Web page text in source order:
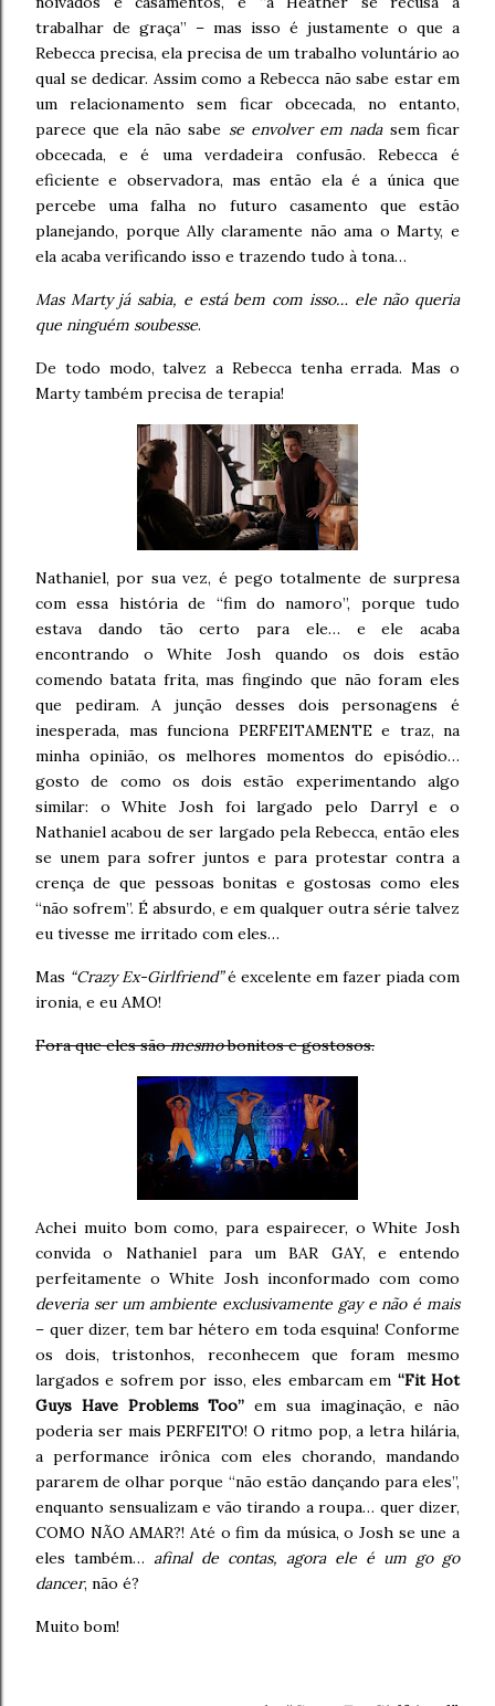
trabalhar de graça” – mas isso é justamente o que a
Rebecca precisa, ela precisa de um trabalho voluntário ao
qual se dedicar. Assim como a Rebecca não sabe estar em
um relacionamento sem ficar obcecada, no entanto,
parece que ela não sabe se envolver em nadasem ficar
obcecada, e é uma verdadeira confusão. Rebecca é
eficiente e observadora, mas então ela é a única que
percebe uma falha no futuro casamento que estão
planejando, porque Ally claramente não ama o Marty, e
ela acaba verificando isso e trazendo tudo à tona…
Mas Marty já sabia, e está bem com isso… ele não queria
que ninguém soubesse.
De todo modo, talvez a Rebecca tenha errada. Mas o
Marty também precisa de terapia!
Nathaniel, por sua vez, é pego totalmente de surpresa
com essa história de “fim do namoro”, porque tudo
estava dando tão certo para ele… e ele acaba
encontrando o White Josh quando os dois estão
comendo batata frita, mas fingindo que não foram eles
que pediram. A junção desses dois personagens é
inesperada, mas funciona PERFEITAMENTE e traz, na
minha opinião, os melhores momentos do episódio…
gosto de como os dois estão experimentando algo
similar: o White Josh foi largado pelo Darryl e o
Nathaniel acabou de ser largado pela Rebecca, então eles
se unem para sofrer juntos e para protestar contra a
crença de que pessoas bonitas e gostosas como eles
“não sofrem”. É absurdo, e em qualquer outra série talvez
eu tivesse me irritado com eles…
Mas “Crazy Ex-Girlfriend”é excelente em fazer piada com
ironia, e eu AMO!
Fora que eles sãomesmobonitos e gostosos.
Achei muito bom como, para espairecer, o White Josh
convida o Nathaniel para um BAR GAY, e entendo
perfeitamente o White Josh inconformado com como
deveria ser um ambiente exclusivamente gay e não é mais
– quer dizer, tem bar hétero em toda esquina! Conforme
os dois, tristonhos, reconhecem que foram mesmo
largados e sofrem por isso, eles embarcam em “Fit Hot
Guys Have Problems Too” em sua imaginação, e não
poderia ser mais PERFEITO! O ritmo pop, a letra hilária,
a performance irônica com eles chorando, mandando
pararem de olhar porque “não estão dançando para eles”,
enquanto sensualizam e vão tirando a roupa… quer dizer,
COMO NÃO AMAR?! Até o fim da música, o Josh se une a
eles também… afinal de contas, agora ele é um go go
dancer, não é?
Muito bom!